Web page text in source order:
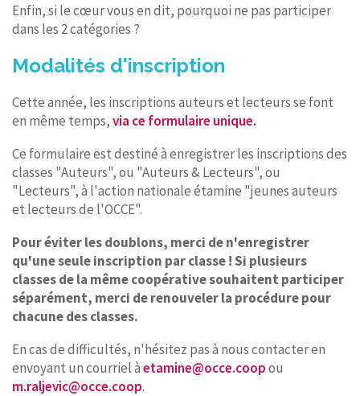
Enfin, si le cœur vous en dit, pourquoi ne pas participer
dans les 2 catégories ?
Modalités d'inscription
Cette année, les inscriptions auteurs et lecteurs se font
en même temps,via ce formulaire unique.
Ce formulaire est destiné à enregistrer les inscriptions des
classes "Auteurs", ou "Auteurs & Lecteurs", ou
"Lecteurs", à l'action nationale étamine "jeunes auteurs
et lecteurs de l'OCCE".
Pour éviter les doublons, merci de n'enregistrer
qu'une seule inscription par classe ! Si plusieurs
classes de la même coopérative souhaitent participer
séparément, merci de renouveler la procédure pour
chacune des classes.
En cas de difficultés, n'hésitez pas à nous contacter en
envoyant un courriel àetamine@occe.coopou
m.raljevic@occe.coop.